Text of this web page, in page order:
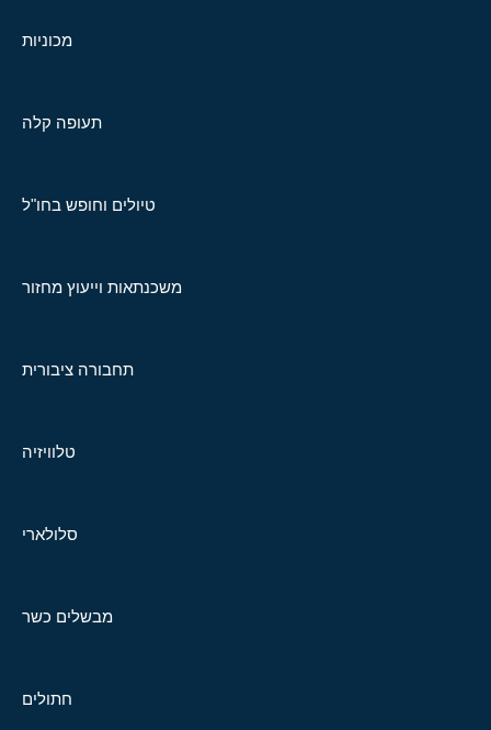
מכוניות
תעופה קלה
טיולים וחופש בחו"ל
משכנתאות וייעוץ מחזור
תחבורה ציבורית
טלוויזיה
סלולארי
מבשלים כשר
חתולים